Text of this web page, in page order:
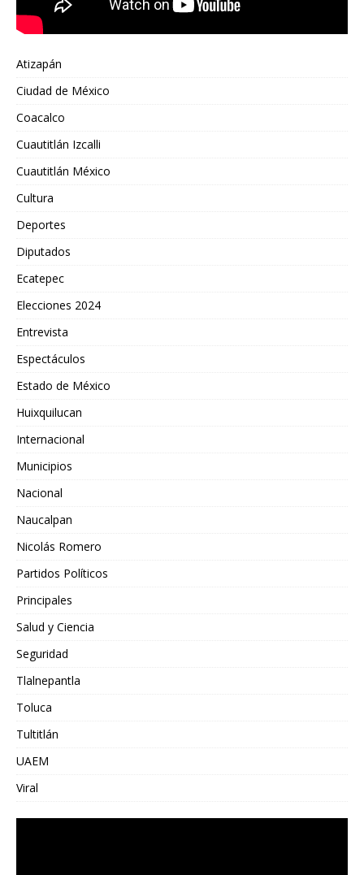
Atizapán
Ciudad de México
Coacalco
Cuautitlán Izcalli
Cuautitlán México
Cultura
Deportes
Diputados
Ecatepec
Elecciones 2024
Entrevista
Espectáculos
Estado de México
Huixquilucan
Internacional
Municipios
Nacional
Naucalpan
Nicolás Romero
Partidos Políticos
Principales
Salud y Ciencia
Seguridad
Tlalnepantla
Toluca
Tultitlán
UAEM
Viral